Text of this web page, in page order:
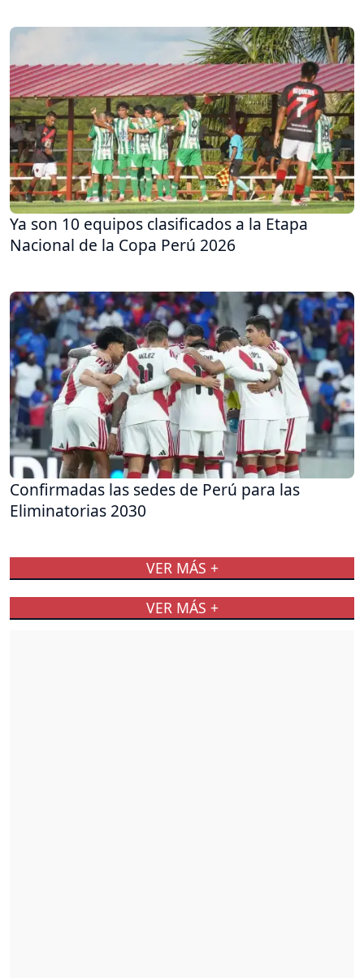
Ya son 10 equipos clasificados a la Etapa
Nacional de la Copa Perú 2026
Confirmadas las sedes de Perú para las
Eliminatorias 2030
VER MÁS +
VER MÁS +